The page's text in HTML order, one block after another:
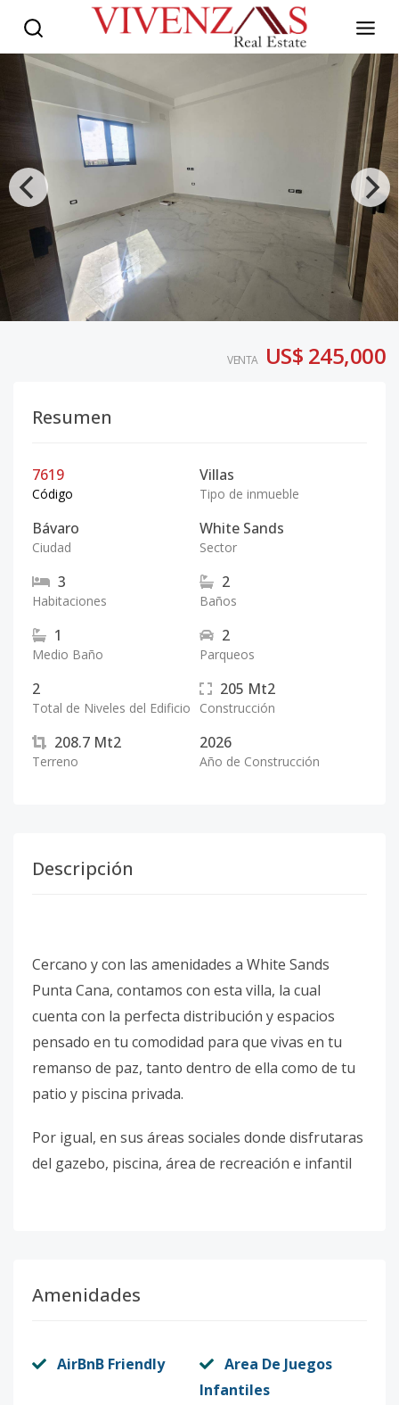
VENTA US$ 245,000
Resumen
7619
Código
Villas
Tipo de inmueble
Bávaro
Ciudad
White Sands
Sector
3
Habitaciones
2
Baños
1
Medio Baño
2
Parqueos
2
Total de Niveles del Edificio
205 Mt2
Construcción
208.7 Mt2
Terreno
2026
Año de Construcción
Descripción
Cercano y con las amenidades a White Sands
Punta Cana, contamos con esta villa, la cual
cuenta con la perfecta distribución y espacios
pensado en tu comodidad para que vivas en tu
remanso de paz, tanto dentro de ella como de tu
patio y piscina privada.
Por igual, en sus áreas sociales donde disfrutaras
del gazebo, piscina, área de recreación e infantil
Amenidades
AirBnB Friendly
Area De Juegos
Infantiles